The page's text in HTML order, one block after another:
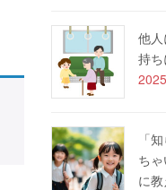
他
持
「
ち
に